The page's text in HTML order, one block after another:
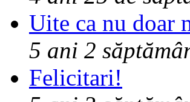
Uite ca nu doar
5 ani 2
Felicitari!